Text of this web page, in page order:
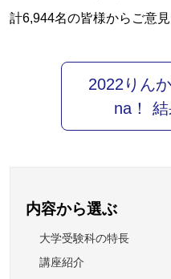
計6,944名の皆様からご意見
2022りん
na！
内容から選ぶ
大学受験科の特長
講座紹介